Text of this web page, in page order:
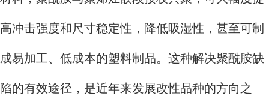
高冲击强度和尺寸稳定性，降低吸湿性，甚至可制
成易加工、低成本的塑料制品。这种解决聚酰胺缺
陷的有效途径，是近年来发展改性品种的方向之